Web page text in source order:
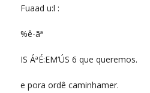
Fuaad u:l :
%ê-ãª
IS ÁªÉ:EM’ÚS 6 que queremos.
e pora ordê caminhamer.